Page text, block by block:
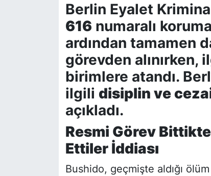
Berlin Eyalet
616 numaralı
ardından tamamen
görevden alınırken,
birimlere atandı.
ilgili disiplin ve
açıkladı.
Resmi Görev
Ettiler İddiası
Bushido, geçmişte aldığı